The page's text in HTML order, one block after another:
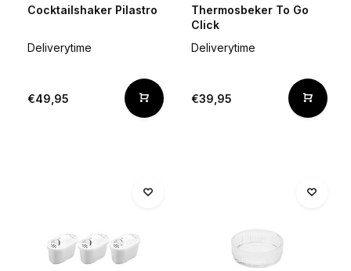
Cocktailshaker Pilastro
Deliverytime
€49,95
Thermosbeker To Go
Click
Deliverytime
€39,95